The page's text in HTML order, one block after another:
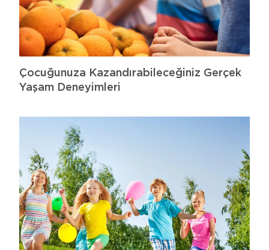
Çocuğunuza Kazandırabileceğiniz Gerçek
Yaşam Deneyimleri